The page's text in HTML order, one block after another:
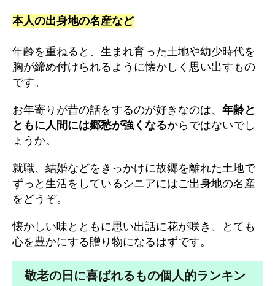
本人の出身地の名産など
年齢を重ねると、生まれ育った土地や幼少時代を
胸が締め付けられるように懐かしく思い出すもの
です。
お年寄りが昔の話をするのが好きなのは、 年齢と
ともに人間には郷愁が強くなるからではないでし
ょうか。
就職、結婚などをきっかけに故郷を離れた土地で
ずっと生活をしているシニアにはご出身地の名産
をどうぞ。
懐かしい味とともに思い出話に花が咲き、とても
心を豊かにする贈り物になるはずです。
敬老の日に喜ばれるもの個人的ランキン